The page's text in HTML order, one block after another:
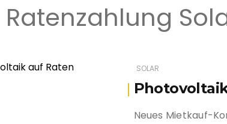
Ratenzahlung
SOLAR
Neues Mietkauf-